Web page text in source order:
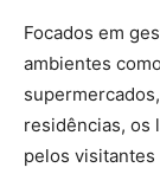
Focados em
ambientes
residências, os
pelos visitantes